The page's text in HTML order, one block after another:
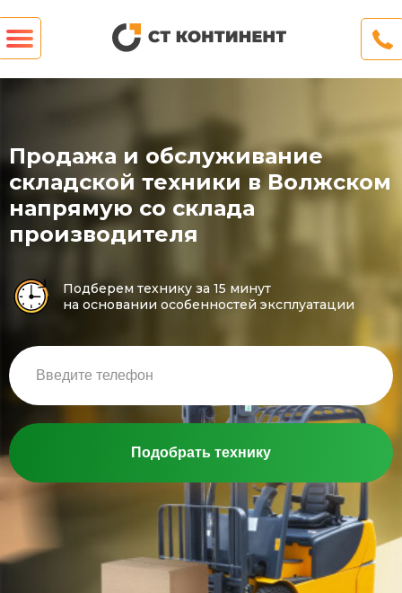
Продажа и обслуживание
складской техники в Волжском
напрямую со склада
производителя
Подберем технику за 15 минут
на основании особенностей эксплуатации
Подобрать технику